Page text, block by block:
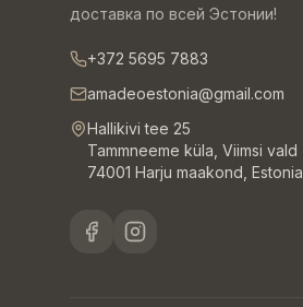
доставка по всей Эстонии!
+372 5695 7883
amadeoestonia@gmail.com
Hallikivi tee 25
Tammneeme küla, Viimsi vald
74001 Harju maakond, Estonia